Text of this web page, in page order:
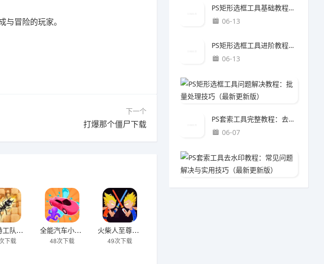
成与冒险的玩家。
下一个
打爆那个僵尸下载
蚂蚁特工队下载
下载
全能汽车小子下载
48次下载
火柴人至尊战士下载
49次下载
PS矩形选框工具基础教程：质感提升方法（最新更新版）
06-13
PS矩形选框工具进阶教程：海报设计方法（最新更新版）
06-13
PS套索工具完整教程：去水印方法（最新更新版）
06-07